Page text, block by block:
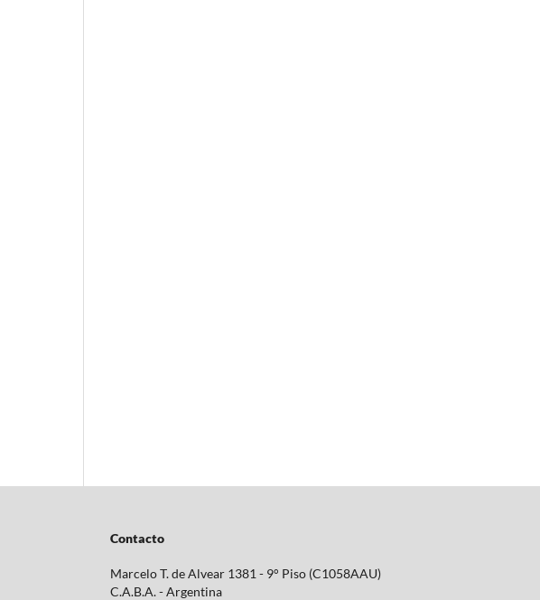
Contacto
Marcelo T. de Alvear 1381 - 9° Piso (C1058AAU)
C.A.B.A. - Argentina